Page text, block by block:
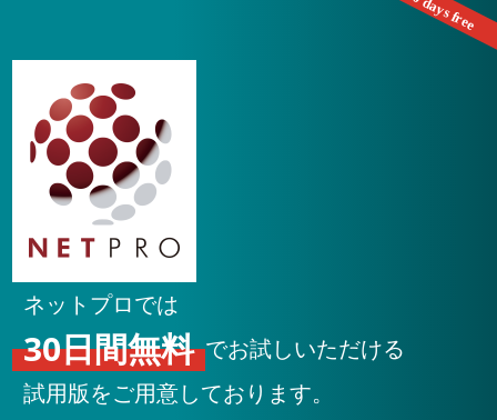
ネットプロでは
30日間無料 でお試しいただける
試用版をご用意しております。